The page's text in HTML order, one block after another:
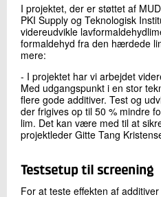
I projektet, der er støttet af
PKI Supply og Teknologisk
videreudvikle
formaldehyd fra den hærdede
mere:
- I projektet har vi arbejdet
Med udgangspunkt i en stor
flere gode additiver. Test og
der frigives op til 50 % mindre
lim. Det kan være med til at
projektleder Gitte Tang
Testsetup til screening
For at teste effekten af